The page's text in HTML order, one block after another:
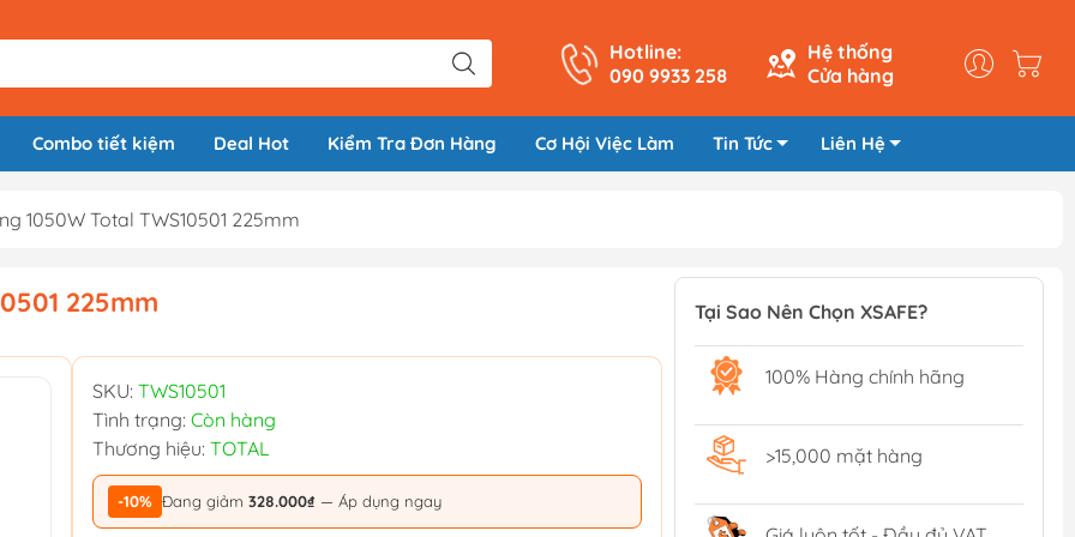
Hotline:
090 9933 258
Hệ thống
Cửa hàng
Combo tiết kiệm Deal Hot Kiểm Tra Đơn Hàng Cơ Hội Việc Làm Tin Tức Liên Hệ
1050W Total TWS10501 225mm
225mm
SKU: TWS10501
Tình trạng: Còn hàng
Thương hiệu: TOTAL
-10% Đang giảm 328.000₫ — Áp dụng ngay
Tại Sao Nên Chọn XSAFE?
100% Hàng chính hãng
>15,000 mặt hàng